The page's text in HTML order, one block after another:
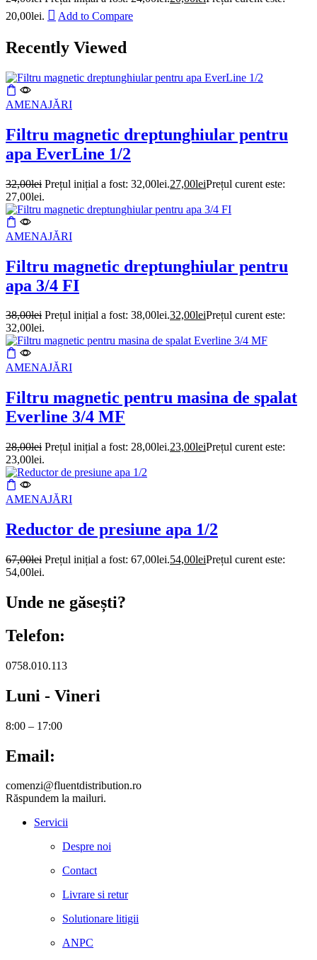
20,00lei.
Add to Compare
Recently Viewed
AMENAJĂRI
Filtru magnetic dreptunghiular pentru
apa EverLine 1/2
32,00lei Prețul inițial a fost: 32,00lei.27,00leiPrețul curent este:
27,00lei.
AMENAJĂRI
Filtru magnetic dreptunghiular pentru
apa 3/4 FI
38,00lei Prețul inițial a fost: 38,00lei.32,00leiPrețul curent este:
32,00lei.
AMENAJĂRI
Filtru magnetic pentru masina de spalat
Everline 3/4 MF
28,00lei Prețul inițial a fost: 28,00lei.23,00leiPrețul curent este:
23,00lei.
AMENAJĂRI
Reductor de presiune apa 1/2
67,00lei Prețul inițial a fost: 67,00lei.54,00leiPrețul curent este:
54,00lei.
Unde ne găsești?
Telefon:
0758.010.113
Luni - Vineri
8:00 – 17:00
Email:
comenzi@fluentdistribution.ro
Răspundem la mailuri.
Servicii
Despre noi
Contact
Livrare si retur
Solutionare litigii
ANPC